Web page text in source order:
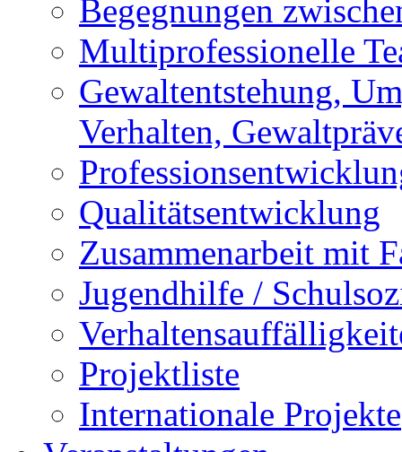
Begegnungen
Multiprofessionelle
Gewaltentstehung,
Verhalten,
Qualitätsentwicklung
Zusammenarbeit mit
Jugendhilfe /
Projektliste
Internationale Projekte